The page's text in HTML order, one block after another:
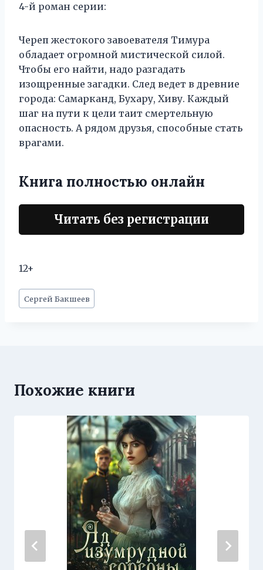
4-й роман серии:
Череп жестокого завоевателя Тимура
обладает огромной мистической силой.
Чтобы его найти, надо разгадать
изощренные загадки. След ведет в древние
города: Самарканд, Бухару, Хиву. Каждый
шаг на пути к цели таит смертельную
опасность. А рядом друзья, способные стать
врагами.
Книга полностью онлайн
Читать без регистрации
12+
Метки
записи:
Сергей Бакшеев
Похожие книги